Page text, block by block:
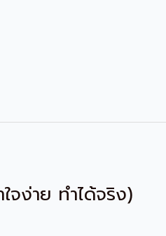
จง่าย ทำได้จริง)